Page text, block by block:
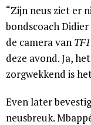
“Zijn neus ziet er
bondscoach
de camera van TF1
deze avond. Ja,
zorgwekkend is
Even later
neusbreuk.